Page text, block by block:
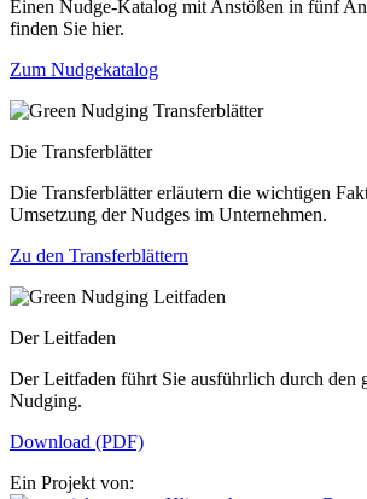
Einen Nudge-Katalog mit Anstößen in fünf
finden Sie hier.
Zum Nudgekatalog
Die Transferblätter
Die Transferblätter erläutern die wichtigen
Umsetzung der Nudges im Unternehmen.
Zu den Transferblättern
Der Leitfaden
Der Leitfaden führt Sie ausführlich durch den
Nudging.
Download (PDF)
Ein Projekt von: